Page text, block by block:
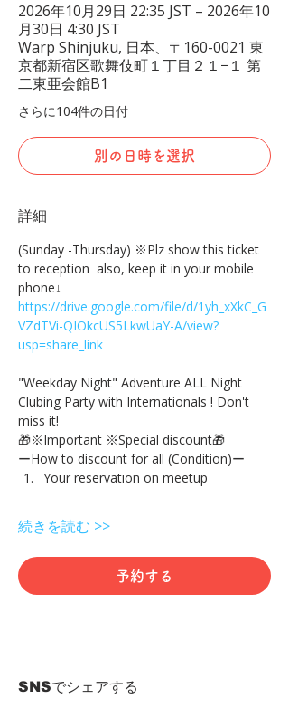
2026年10月29日 22:35 JST – 2026年10
月30日 4:30 JST
Warp Shinjuku, 日本、〒160-0021 東
京都新宿区歌舞伎町１丁目２１−１ 第
二東亜会館B1
さらに104件の日付
別の日時を選択
詳細
(Sunday -Thursday) ※Plz show this ticket
to reception  also, keep it in your mobile
phone↓
https://drive.google.com/file/d/1yh_xXkC_G
VZdTVi-QIOkcUS5LkwUaY-A/view?
usp=share_link
"Weekday Night" Adventure ALL Night
Clubing Party with Internationals ! Don't
miss it!
🎁※Important ※Special discount🎁
ーHow to discount for all (Condition)ー
Your reservation on meetup
続きを読む >>
予約する
SNSでシェアする